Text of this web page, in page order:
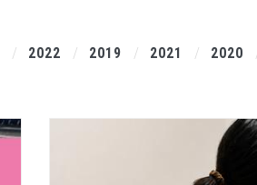
2022 2019 2021 2020